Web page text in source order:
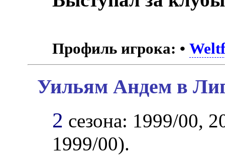
Профиль игрока: •
Уильям Андем в
2 сезона: 1999/00,
1999/00).